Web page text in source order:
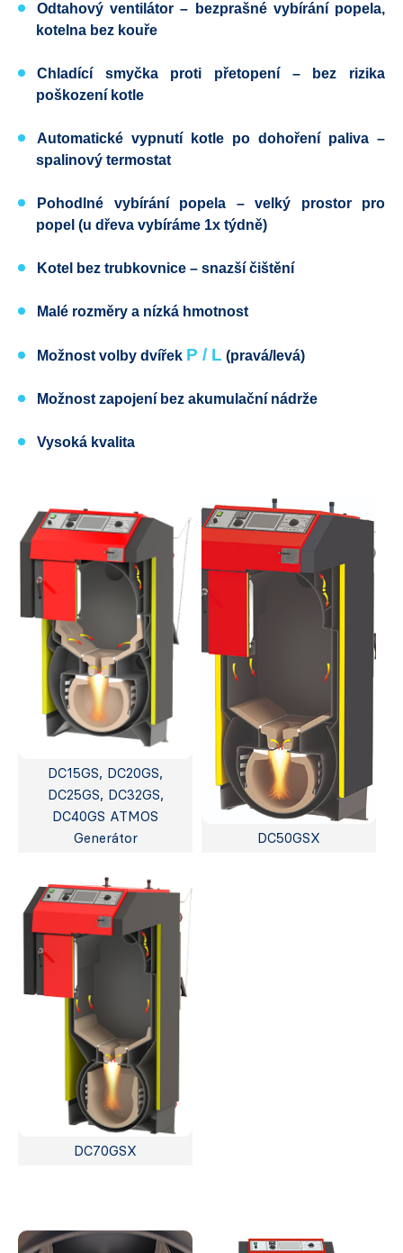
Odtahový ventilátor – bezprašné vybírání popela,
kotelna bez kouře
Chladící smyčka proti přetopení – bez rizika
poškození kotle
Automatické vypnutí kotle po dohoření paliva –
spalinový termostat
Pohodlné vybírání popela – velký prostor pro
popel (u dřeva vybíráme 1x týdně)
Kotel bez trubkovnice – snazší čištění
Malé rozměry a nízká hmotnost
Možnost volby dvířek P / L (pravá/levá)
Možnost zapojení bez akumulační nádrže
Vysoká kvalita
DC15GS, DC20GS,
DC25GS, DC32GS,
DC40GS ATMOS
Generátor
DC50GSX
DC70GSX